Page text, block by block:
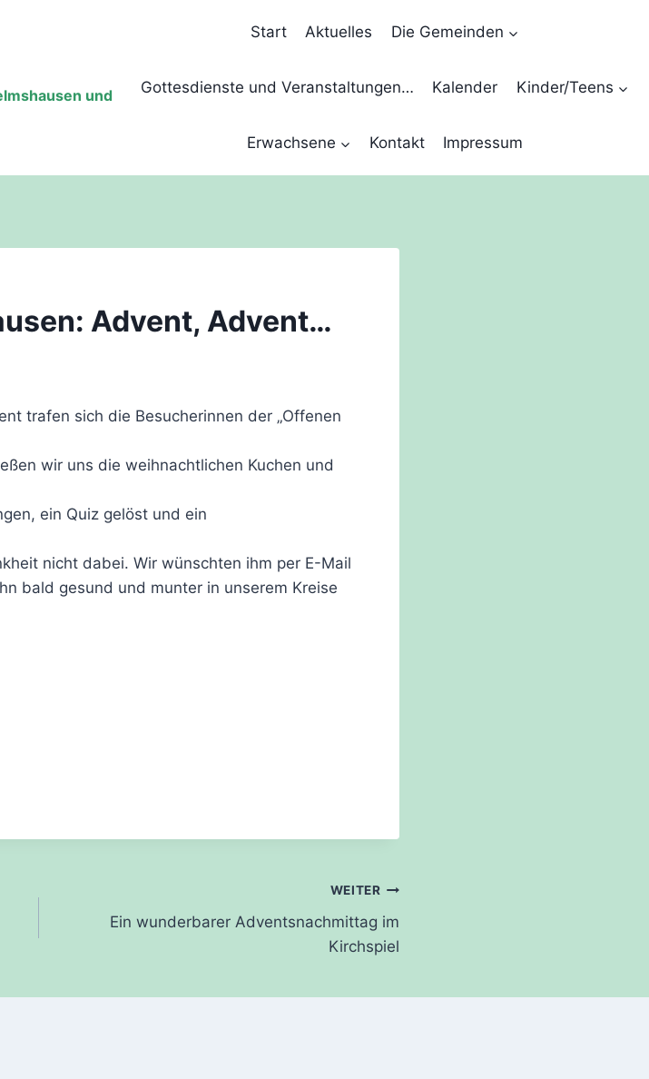
und
Start Aktuelles Die Gemeinden
Gottesdienste und Veranstaltungen… Kalender Kinder/Teens
Erwachsene Kontakt Impressum
Advent, Advent…
trafen sich die Besucherinnen der „Offenen
wir uns die weihnachtlichen Kuchen und
ein Quiz gelöst und ein
nicht dabei. Wir wünschten ihm per E-Mail
bald gesund und munter in unserem Kreise
WEITER
Ein wunderbarer Adventsnachmittag im
Kirchspiel